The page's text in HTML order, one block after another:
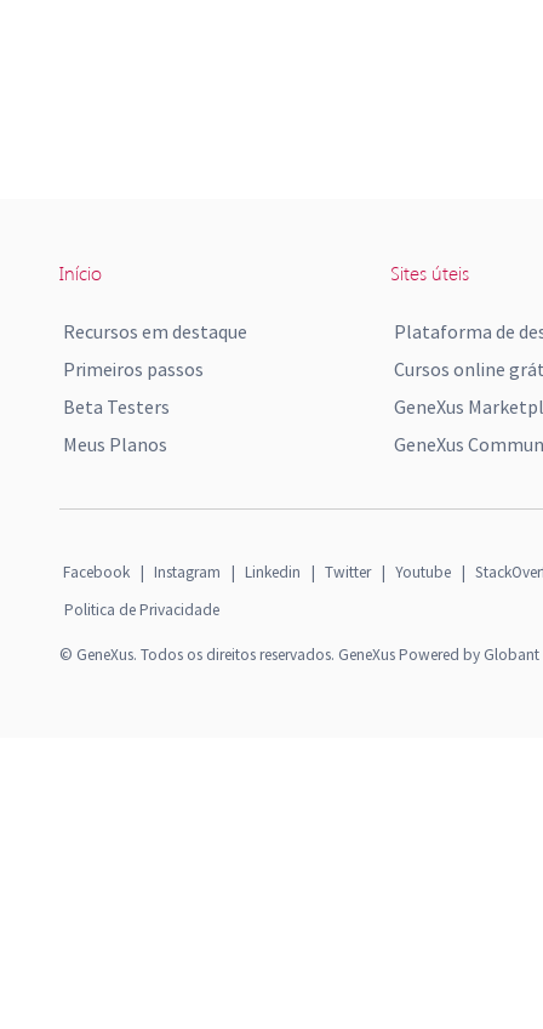
Início
Recursos em destaque
Primeiros passos
Beta Testers
Meus Planos
Sites úteis
Plataforma de
Cursos online
GeneXus
GeneXus
Facebook | Instagram | Linkedin | Twitter | Youtube |
Politica de Privacidade
© GeneXus. Todos os direitos reservados. GeneXus Powered by Globant